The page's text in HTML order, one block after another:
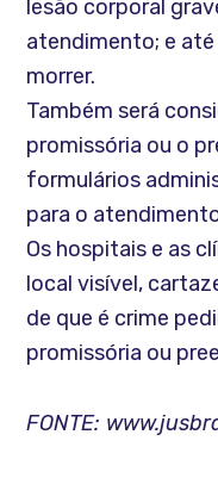
lesão corporal
atendimento; e
morrer.
Também será
promissória ou o
formulários
para o
Os hospitais e as
local visível,
de que é crime
promissória ou
FONTE: